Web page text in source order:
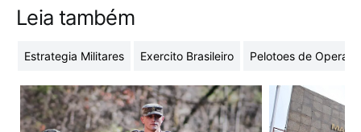
Leia também
Estrategia Militares Exercito Brasileiro Pelotoes de